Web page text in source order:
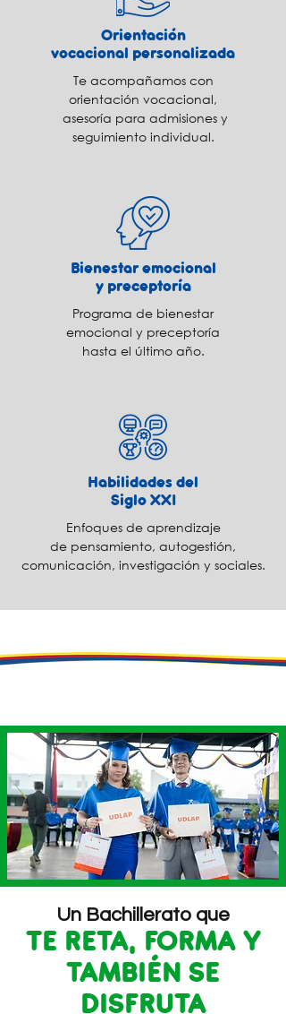
Orientación
vocacional personalizada
Te acompañamos con
orientación vocacional,
asesoría para admisiones y
seguimiento individual.
Bienestar emocional
y preceptoría
Programa de bienestar
emocional y preceptoría
hasta el último año.
Habilidades del
Siglo XXI
Enfoques de aprendizaje
de pensamiento, autogestión,
comunicación, investigación y sociales.
Un Bachillerato que
TE RETA, FORMA Y
TAMBIÉN SE
DISFRUTA